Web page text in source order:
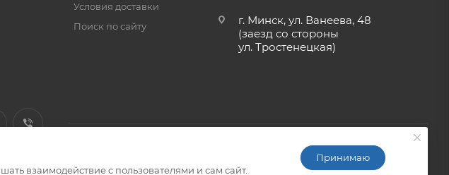
Условия доставки
Поиск по сайту
г. Минск, ул. Ванеева, 48
(заезд со стороны
ул. Тростенецкая)
взаимодействие с пользователями и сам сайт.
Принимаю